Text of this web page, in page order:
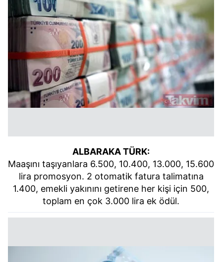
ALBARAKA TÜRK:
Maaşını taşıyanlara 6.500, 10.400, 13.000, 15.600
lira promosyon. 2 otomatik fatura talimatına
1.400, emekli yakınını getirene her kişi için 500,
toplam en çok 3.000 lira ek ödül.